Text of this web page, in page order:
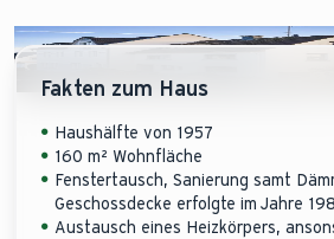
Fakten zum Haus
Haushälfte von 1957
160 m² Wohnfläche
Fenstertausch, Sanierung samt
Geschossdecke erfolgte im Jahre
Austausch eines Heizkörpers,